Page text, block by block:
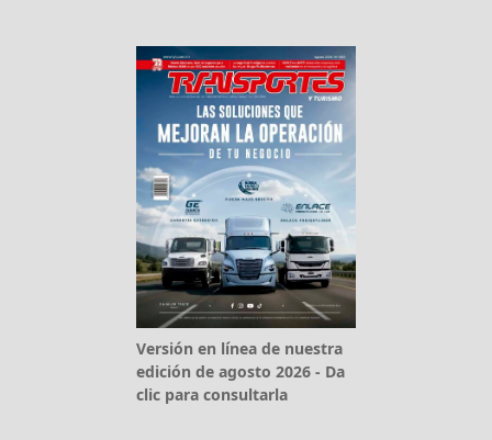
Versión en línea de nuestra
edición de agosto 2026 - Da
clic para consultarla